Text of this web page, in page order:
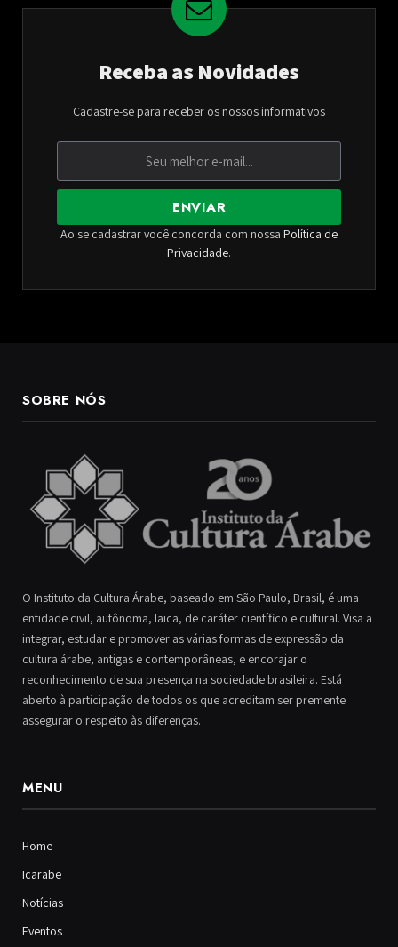
Receba as Novidades
Cadastre-se para receber os nossos informativos
ENVIAR
Ao se cadastrar você concorda com nossa Política de
Privacidade.
SOBRE NÓS
O Instituto da Cultura Árabe, baseado em São Paulo, Brasil, é uma
entidade civil, autônoma, laica, de caráter científico e cultural. Visa a
integrar, estudar e promover as várias formas de expressão da
cultura árabe, antigas e contemporâneas, e encorajar o
reconhecimento de sua presença na sociedade brasileira. Está
aberto à participação de todos os que acreditam ser premente
assegurar o respeito às diferenças.
MENU
Home
Icarabe
Notícias
Eventos